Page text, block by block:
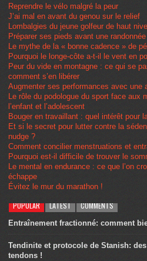
Reprendre le vélo malgré la peur
J’ai mal en avant du genou sur le relief
Lombalgies du jeune golfeur de haut
Préparer ses pieds avant une
Le mythe de la « bonne cadence » de
Pourquoi le longe-côte a-t-il le vent en
Peur du vide en montagne : ce qui se
comment s’en libérer
Augmenter ses performances avec une
Le rôle du podologue du sport face aux
l’enfant et l’adolescent
Bouger en travaillant : quel intérêt pour
Et si le secret pour lutter contre la
nudge ?
Comment concilier menstruations et
Pourquoi est-il difficile de trouver le
Le mental en endurance : ce que l’on
échappe
Évitez le mur du marathon !
POPULAR LATEST COMMENTS
Entraînement fractionné: comment
Tendinite et protocole de Stanish:
tendons !